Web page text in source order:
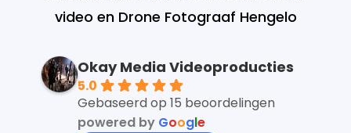
video en Drone Fotograaf Hengelo
Okay Media Videoproducties
5.0
Gebaseerd op 15 beoordelingen
powered by Google